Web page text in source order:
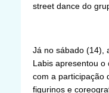
street dance do
Já no sábado (14),
Labis apresentou o
com a participação
figurinos e